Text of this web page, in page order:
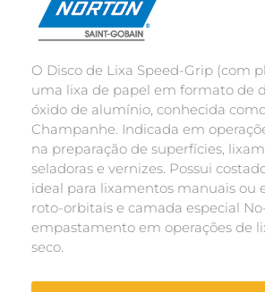
O Disco de Lixa Speed-Grip (com
uma lixa de papel em formato de
óxido de alumínio, conhecida
Champanhe. Indicada em
na preparação de superfícies,
seladoras e vernizes. Possui
ideal para lixamentos manuais ou
roto-orbitais e camada especial
empastamento em operações de
seco.